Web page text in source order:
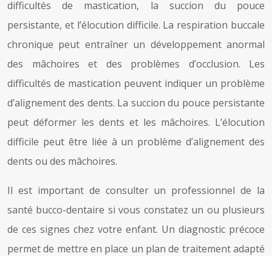
difficultés de mastication, la succion du pouce
persistante, et l’élocution difficile. La respiration buccale
chronique peut entraîner un développement anormal
des mâchoires et des problèmes d’occlusion. Les
difficultés de mastication peuvent indiquer un problème
d’alignement des dents. La succion du pouce persistante
peut déformer les dents et les mâchoires. L’élocution
difficile peut être liée à un problème d’alignement des
dents ou des mâchoires.
Il est important de consulter un professionnel de la
santé bucco-dentaire si vous constatez un ou plusieurs
de ces signes chez votre enfant. Un diagnostic précoce
permet de mettre en place un plan de traitement adapté